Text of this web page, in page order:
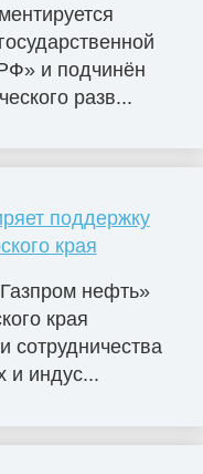
и подчинён
разв...
поддержку
края
нефть»
края
сотрудничества
и индус...